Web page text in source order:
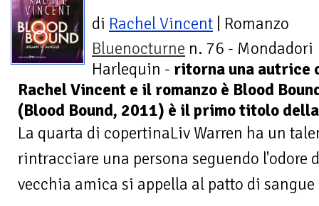
di Rachel Vincent | Romanzo
Bluenocturne n. 76 - Mondadori
Harlequin - ritorna una autrice
Rachel Vincent e il romanzo è Blood
(Blood Bound, 2011) è il primo titolo
La quarta di copertinaLiv Warren ha un
rintracciare una persona seguendo l'odore
vecchia amica si appella al patto di sangue